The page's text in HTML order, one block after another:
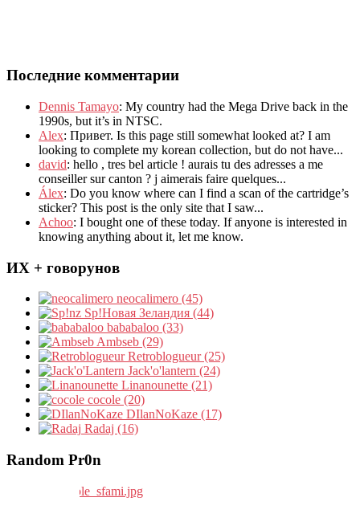
Последние комментарии
Dennis Tamayo: My country had the Mega Drive back in the
1990s, but it’s in NTSC.
Alex: Привет. Is this page still somewhat looked at? I am
looking to complete my korean collection, but do not have...
david: hello , tres bel article ! aurais tu des adresses a me
conseiller sur canton ? j aimerais faire quelques...
Álex: Do you know where can I find a scan of the cartridge’s
sticker? This post is the only site that I saw...
Achoo: I bought one of these today. If anyone is interested in
knowing anything about it, let me know.
ИХ + говорунов
neocalimero (45)
Sp!Новая Зеландия (44)
bababaloo (33)
Ambseb (29)
Retroblogueur (25)
Jack'o'lantern (24)
Linanounette (21)
cocole (20)
DIlanNoKaze (17)
Radaj (16)
Random Pr0n